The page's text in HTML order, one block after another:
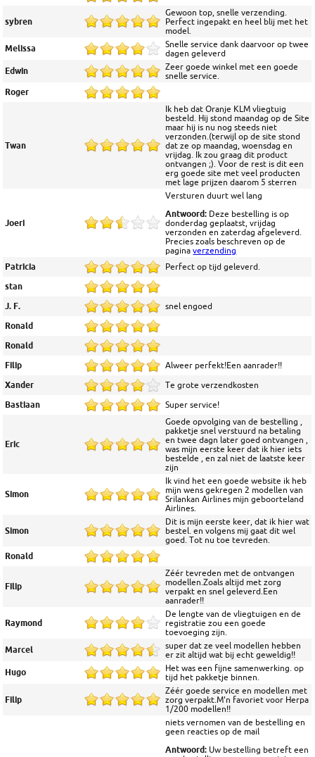
sybren
Gewoon top, snelle verzending.
Perfect ingepakt en heel blij met het
model.
Melissa
Snelle service dank daarvoor op twee
dagen geleverd
Edwin
Zeer goede winkel met een goede
snelle service.
Roger
Twan
Ik heb dat Oranje KLM vliegtuig
besteld. Hij stond maandag op de Site
maar hij is nu nog steeds niet
verzonden.(terwijl op de site stond
dat ze op maandag, woensdag en
vrijdag. Ik zou graag dit product
ontvangen ;). Voor de rest is dit een
erg goede site met veel producten
met lage prijzen daarom 5 sterren
Joeri
Versturen duurt wel lang
Antwoord: Deze bestelling is op
donderdag geplaatst, vrijdag
verzonden en zaterdag afgeleverd.
Precies zoals beschreven op de
paginaverzending
Patricia
Perfect op tijd geleverd.
stan
J. F. snel engoed
Ronald
Ronald
Filip Alweer perfekt!Een aanrader!!
Xander Te grote verzendkosten
Bastiaan Super service!
Eric
Goede opvolging van de bestelling ,
pakketje snel verstuurd na betaling
en twee dagn later goed ontvangen ,
was mijn eerste keer dat ik hier iets
bestelde , en zal niet de laatste keer
zijn
Simon
Ik vind het een goede website ik heb
mijn wens gekregen 2 modellen van
Srilankan Airlines mijn geboorteland
Airlines.
Simon
Dit is mijn eerste keer, dat ik hier wat
bestel. en volgens mij gaat dit wel
goed. Tot nu toe tevreden.
Ronald
Filip
Zéér tevreden met de ontvangen
modellen.Zoals altijd met zorg
verpakt en snel geleverd.Een
aanrader!!
Raymond
De lengte van de vliegtuigen en de
registratie zou een goede
toevoeging zijn.
Marcel
super dat ze veel modellen hebben
er zit altijd wat bij echt geweldig!!
Hugo
Het was een fijne samenwerking. op
tijd het pakketje binnen.
Filip
Zéér goede service en modellen met
zorg verpakt.M'n favoriet voor Herpa
1/200 modellen!!
niets vernomen van de bestelling en
geen reacties op de mail
Antwoord: Uw bestelling betreft een